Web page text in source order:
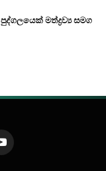
මත්ද්‍රව්‍ය සමග
YouTube